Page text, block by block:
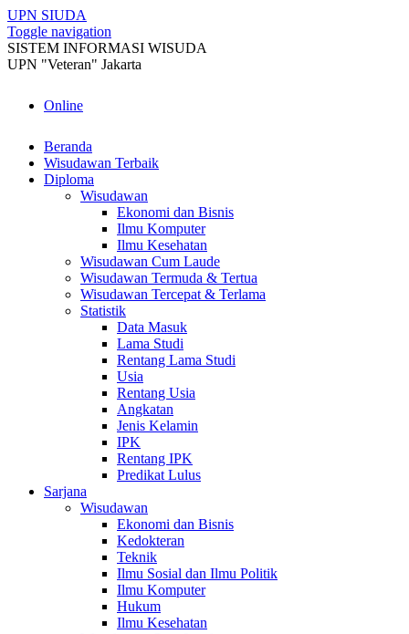
UPN SIUDA
Toggle navigation
SISTEM INFORMASI WISUDA
UPN "Veteran" Jakarta
Online
Beranda
Wisudawan Terbaik
Diploma
Wisudawan
Ekonomi dan Bisnis
Ilmu Komputer
Ilmu Kesehatan
Wisudawan Cum Laude
Wisudawan Termuda & Tertua
Wisudawan Tercepat & Terlama
Statistik
Data Masuk
Lama Studi
Rentang Lama Studi
Usia
Rentang Usia
Angkatan
Jenis Kelamin
IPK
Rentang IPK
Predikat Lulus
Sarjana
Wisudawan
Ekonomi dan Bisnis
Kedokteran
Teknik
Ilmu Sosial dan Ilmu Politik
Ilmu Komputer
Hukum
Ilmu Kesehatan